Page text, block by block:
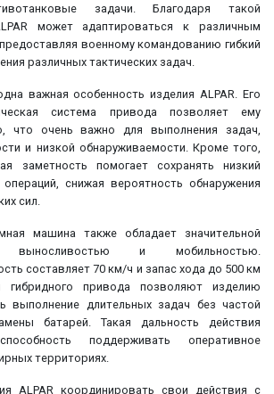
задачи. Благодаря такой
может адаптироваться к различным
военному командованию гибкий
различных тактических задач.
важная особенность изделия ALPAR. Его
система привода позволяет ему
что очень важно для выполнения задач,
и низкой обнаруживаемости. Кроме того,
заметность помогает сохранять низкий
снижая вероятность обнаружения
сил.
машина также обладает значительной
выносливостью и мобильностью.
составляет 70 км/ч и запас хода до 500 км
гибридного привода позволяют изделию
выполнение длительных задач без частой
батарей. Такая дальность действия
поддерживать оперативное
территориях.
ALPAR координировать свои действия с